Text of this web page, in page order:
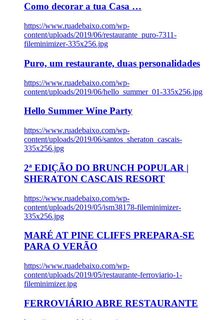
Como decorar a tua Casa …
https://www.ruadebaixo.com/wp-
content/uploads/2019/06/restaurante_puro-7311-
fileminimizer-335x256.jpg
Puro, um restaurante, duas personalidades
https://www.ruadebaixo.com/wp-
content/uploads/2019/06/hello_summer_01-335x256.jpg
Hello Summer Wine Party
https://www.ruadebaixo.com/wp-
content/uploads/2019/06/santos_sheraton_cascais-
335x256.jpg
2ª EDIÇÃO DO BRUNCH POPULAR |
SHERATON CASCAIS RESORT
https://www.ruadebaixo.com/wp-
content/uploads/2019/05/ism38178-fileminimizer-
335x256.jpg
MARÉ AT PINE CLIFFS PREPARA-SE
PARA O VERÃO
https://www.ruadebaixo.com/wp-
content/uploads/2019/05/restaurante-ferroviario-1-
fileminimizer.jpg
FERROVIÁRIO ABRE RESTAURANTE